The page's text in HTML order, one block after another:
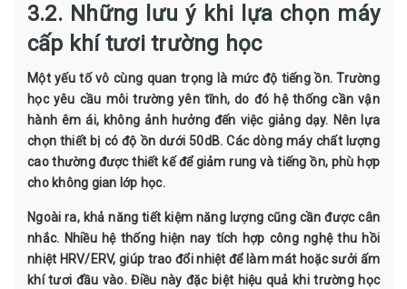
3.2. Những lưu ý khi lựa chọn máy
cấp khí tươi trường học
Một yếu tố vô cùng quan trọng là mức độ tiếng ồn. Trường
học yêu cầu môi trường yên tĩnh, do đó hệ thống cần vận
hành êm ái, không ảnh hưởng đến việc giảng dạy. Nên lựa
chọn thiết bị có độ ồn dưới 50dB. Các dòng máy chất lượng
cao thường được thiết kế để giảm rung và tiếng ồn, phù hợp
cho không gian lớp học.
Ngoài ra, khả năng tiết kiệm năng lượng cũng cần được cân
nhắc. Nhiều hệ thống hiện nay tích hợp công nghệ thu hồi
nhiệt HRV/ERV, giúp trao đổi nhiệt để làm mát hoặc sưởi ấm
khí tươi đầu vào. Điều này đặc biệt hiệu quả khi trường học